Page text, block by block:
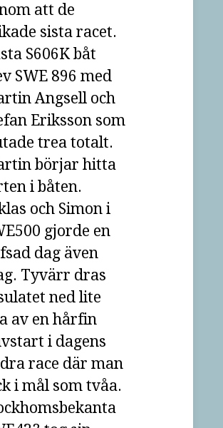
att de
sista racet.
S606K båt
SWE 896 med
Angsell och
Eriksson som
trea totalt.
börjar hitta
i båten.
och Simon i
gjorde en
dag även
Tyvärr dras
ned lite
av en hårfin
i dagens
race där man
i mål som tvåa.